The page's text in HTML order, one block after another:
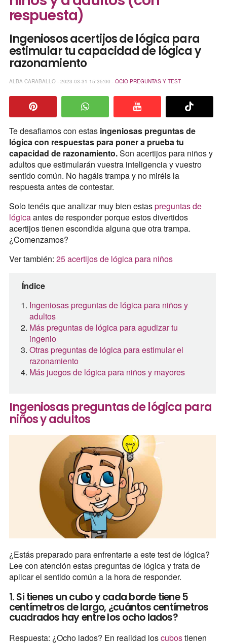
respuesta)
Ingeniosos acertijos de lógica para
estimular tu capacidad de lógica y
razonamiento
ALBA CARABALLO - 2023-03-31 15:35:00 - OCIO PREGUNTAS Y TEST
Te desafiamos con estas ingeniosas preguntas de
lógica con respuestas para poner a prueba tu
capacidad de razonamiento.Son acertijos para niños y
adultos que estimularán vuestra inteligencia y vuestro
sentido común. No hagáis trampa y no miréis la
respuesta antes de contestar.
Solo tenéis que analizar muy bien estaspreguntas de
lógicaantes de responder porque estos divertidos
acertijos tienen escondida alguna que otra trampa.
¿Comenzamos?
Ver también: 25 acertijos de lógica para niños
Índice
Ingeniosas preguntas de lógica para niños y
adultos
Más preguntas de lógica para agudizar tu
ingenio
Otras preguntas de lógica para estimular el
razonamiento
Más juegos de lógica para niños y mayores
Ingeniosas preguntas de lógica para
niños y adultos
¿Estás preparado para enfrentarte a este test de lógica?
Lee con atención estas preguntas de lógica y trata de
aplicar el sentido común a la hora de responder.
1. Si tienes un cubo y cada borde tiene 5
centímetros de largo, ¿cuántos centímetros
cuadrados hay entre los ocho lados?
Respuesta: ¿Ocho lados? En realidad loscubostienen